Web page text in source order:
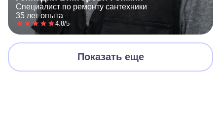
Специалист по ремонту сантехники
35 лет опыта
4.8/5
Показать еще